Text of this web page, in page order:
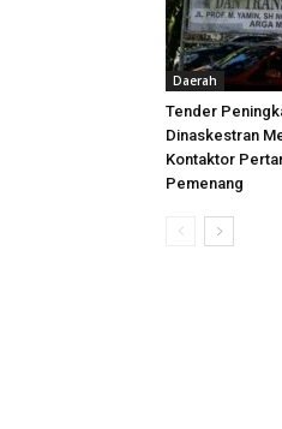
Daerah
Tender
Dinaskestran
Kontaktor
Pemenang